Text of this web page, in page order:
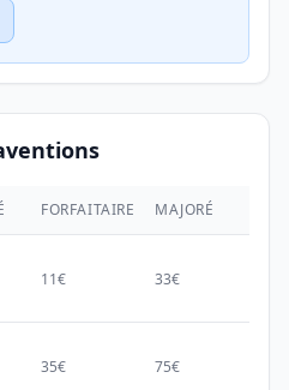
FORFAITAIRE MAJORÉ
11€ 33€
35€ 75€